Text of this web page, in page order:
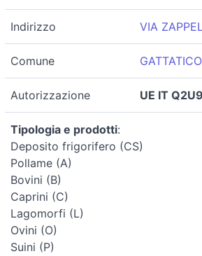
Indirizzo VIA
Comune GATTATICO
Autorizzazione UE IT
Tipologia e prodotti:
Deposito frigorifero (CS)
Pollame (A)
Bovini (B)
Caprini (C)
Lagomorfi (L)
Ovini (O)
Suini (P)